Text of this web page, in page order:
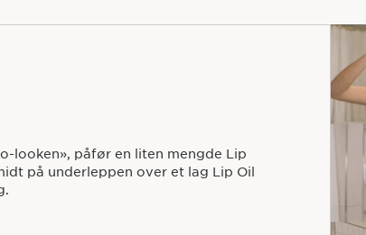
looken», påfør en liten mengde Lip
på underleppen over et lag Lip Oil